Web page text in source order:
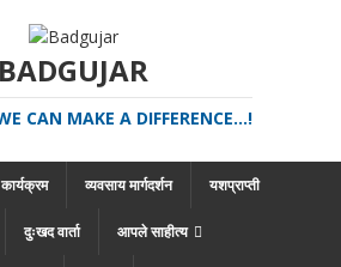
BADGUJAR
CAN MAKE A DIFFERENCE...!
व्यवसाय मार्गदर्शन यशप्राप्ती
दुःखद वार्ता आपले साहीत्य